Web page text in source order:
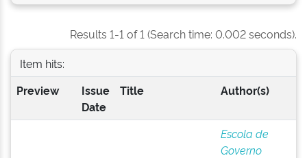
Results 1-1 of 1 (Search time: 0.002 seconds).
Item hits:
Preview
Issue
Date
Title Author(s)
Escola de
Governo